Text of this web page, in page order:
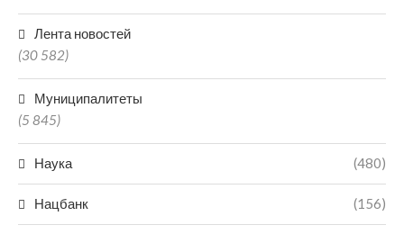
Лента новостей
(30 582)
Муниципалитеты
(5 845)
Наука (480)
Нацбанк (156)